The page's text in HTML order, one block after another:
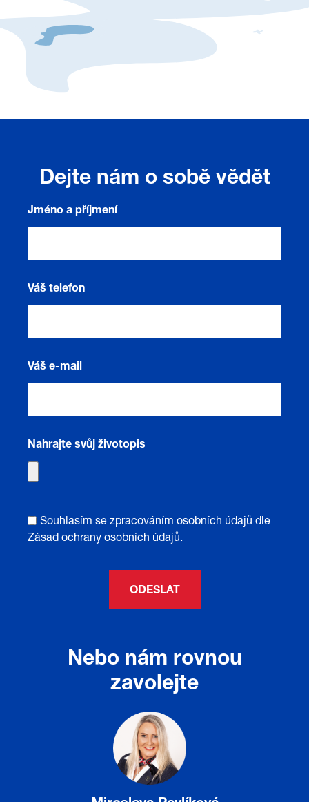
Dejte nám o sobě vědět
Jméno a příjmení
Váš telefon
Váš e-mail
Nahrajte svůj životopis
Souhlasím se zpracováním osobních údajů dle
Zásad ochrany osobních údajů.
ODESLAT
Nebo nám rovnou
zavolejte